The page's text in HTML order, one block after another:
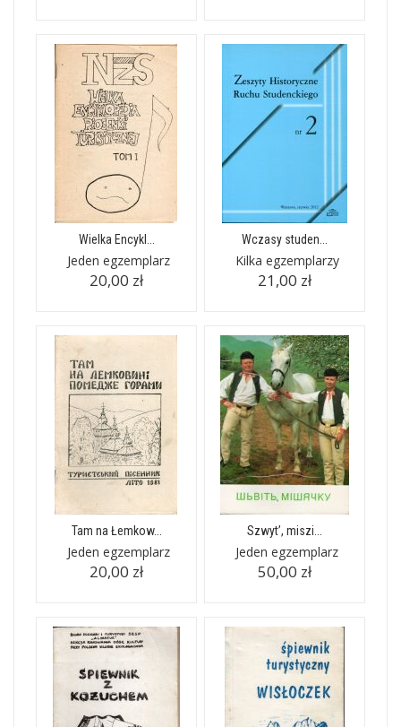
Wielka Encykl...
Jeden egzemplarz
20,00 zł
Wczasy studen...
Kilka egzemplarzy
21,00 zł
Tam na Łemkow...
Jeden egzemplarz
20,00 zł
Szwyt’, miszi...
Jeden egzemplarz
50,00 zł